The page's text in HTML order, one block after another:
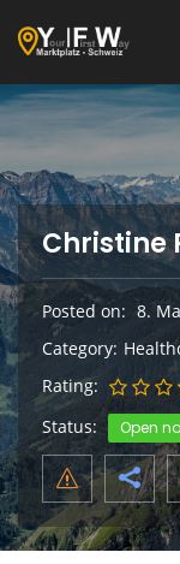
Christine
Posted on
8.
Category
Rating
Status Open